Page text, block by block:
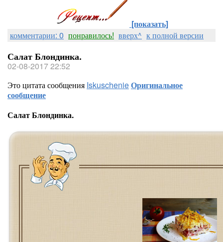
[показать]
комментарии: 0 понравилось! вверх^ к полной версии
Салат Блондинка.
02-08-2017 22:52
Это цитата сообщения IskuschenieОригинальное
сообщение
Салат Блондинка.